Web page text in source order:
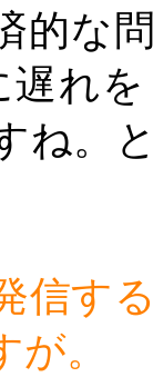
的な
遅れ
ね。
信す
。